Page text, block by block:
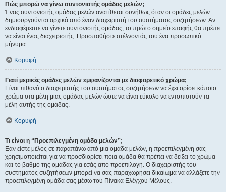
Πώς μπορώ να γίνω συντονιστής ομάδας μελών;
Ένας συντονιστής ομάδας μελών ανατίθεται συνήθως όταν οι ομάδες μελών
δημιουργούνται αρχικά από έναν διαχειριστή του συστήματος συζητήσεων. Αν
ενδιαφέρεστε να γίνετε συντονιστής ομάδας, το πρώτο σημείο επαφής θα πρέπει
να είναι ένας διαχειριστής. Προσπαθήστε στέλνοντάς του ένα προσωπικό
μήνυμα.
Κορυφή
Γιατί μερικές ομάδες μελών εμφανίζονται με διαφορετικό χρώμα;
Είναι πιθανό ο διαχειριστής του συστήματος συζητήσεων να έχει ορίσει κάποιο
χρώμα στα μέλη μιας ομάδας μελών ώστε να είναι εύκολο να εντοπιστούν τα
μέλη αυτής της ομάδας.
Κορυφή
Τι είναι η “Προεπιλεγμένη ομάδα μελών”;
Εάν είστε μέλος σε παραπάνω από μια ομάδα μελών, η προεπιλεγμένη σας
χρησιμοποιείται για να προσδιορίσει ποια ομάδα θα πρέπει να δείξει το χρώμα
και το βαθμό της ομάδας για εσάς από προεπιλογή. Ο διαχειριστής του
συστήματος συζητήσεων μπορεί να σας παραχωρήσει δικαίωμα να αλλάξετε την
προεπιλεγμένη ομάδα σας μέσω του Πίνακα Ελέγχου Μέλους.